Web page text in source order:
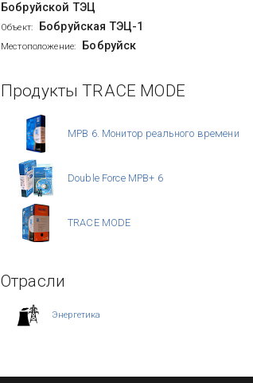
Бобруйской ТЭЦ
Объект: Бобруйская ТЭЦ-1
Местоположение: Бобруйск
Продукты TRACE MODE
МРВ 6. Монитор реального времени
Double Force МРВ+ 6
TRACE MODE
Отрасли
Энергетика